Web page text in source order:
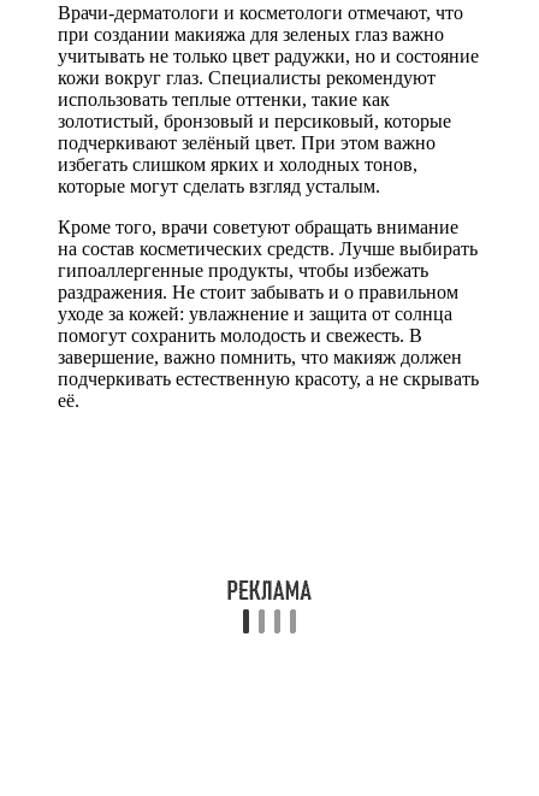
Врачи-дерматологи и косметологи отмечают, что
при создании макияжа для зеленых глаз важно
учитывать не только цвет радужки, но и состояние
кожи вокруг глаз. Специалисты рекомендуют
использовать теплые оттенки, такие как
золотистый, бронзовый и персиковый, которые
подчеркивают зелёный цвет. При этом важно
избегать слишком ярких и холодных тонов,
которые могут сделать взгляд усталым.
Кроме того, врачи советуют обращать внимание
на состав косметических средств. Лучше выбирать
гипоаллергенные продукты, чтобы избежать
раздражения. Не стоит забывать и о правильном
уходе за кожей: увлажнение и защита от солнца
помогут сохранить молодость и свежесть. В
завершение, важно помнить, что макияж должен
подчеркивать естественную красоту, а не скрывать
её.